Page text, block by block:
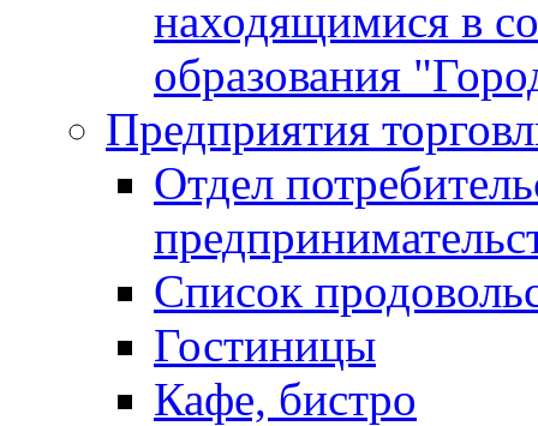
находящимися в
образования
Предприятия
Отдел
Список
Гостиницы
Кафе, бистро